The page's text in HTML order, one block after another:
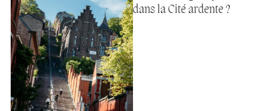
dans la Cité ardente ?